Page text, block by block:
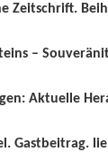
–
Aktuelle
Gastbeitrag.